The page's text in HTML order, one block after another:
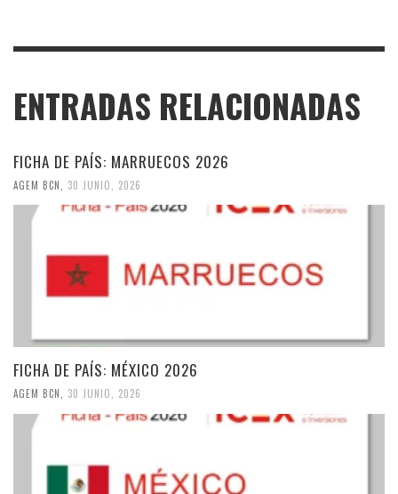
ENTRADAS RELACIONADAS
FICHA DE PAÍS: MARRUECOS 2026
AGEM BCN 30 JUNIO, 2026
FICHA DE PAÍS: MÉXICO 2026
AGEM BCN 30 JUNIO, 2026